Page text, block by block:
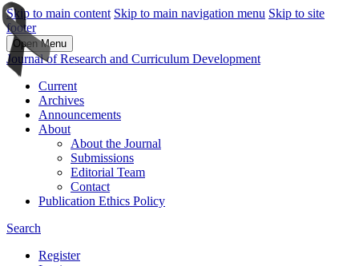
Skip to main content Skip to main navigation menu Skip to site
footer
Open Menu
Journal of Research and Curriculum Development
Current
Archives
Announcements
About
About the Journal
Submissions
Editorial Team
Contact
Publication Ethics Policy
Search
Register